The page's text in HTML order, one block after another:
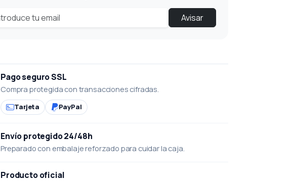
Avisar
Pago seguro SSL
Compra protegida con transacciones cifradas.
Tarjeta PayPal
Envío protegido 24/48h
Preparado con embalaje reforzado para cuidar la caja.
Producto oficial